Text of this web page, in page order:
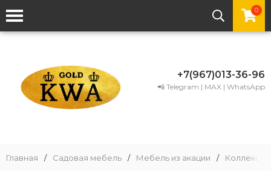
0
+7(967)013-36-96
📲 Telegram | MAX | WhatsApp
Главная / Садовая мебель / Мебель из акации /